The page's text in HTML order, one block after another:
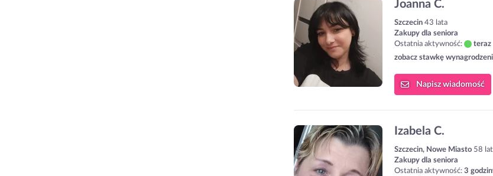
Joanna C.
Szczecin 43 lata
Zakupy dla seniora
Ostatnia aktywność:
teraz
zobacz stawkę
Napiszwiadomość
Izabela C.
Szczecin, Nowe Miasto 58 lat
Zakupy dla seniora
Ostatnia aktywność: 3